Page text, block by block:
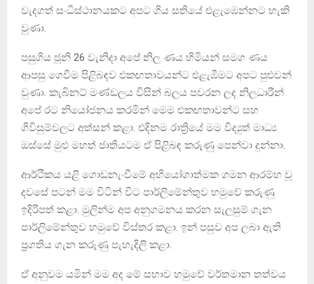
වැදගත් සංධිස්ථානයකට අපට ගිය සතියේ එළැඹෙන්නට හැකි
වුණා.
පසුගිය ජූනි 26 වැනිදා අපේ නිල ණය හිමියන් සමග ණය
ආපසු ගෙවීම පිළිබඳව එකඟතාවයන්ට එළැඹීමට අපට පුළුවන්
වුණා. කැබිනට් මණ්ඩලය විසින් බලය පවරන ලද නිලධාරීන්
අපේ රට නියෝජනය කරමින් මෙම එකඟතාවන්ට සහ
ගිවිසුම්වලට අත්සන් කළා. එදිනම රාත්‍රියේ මම විද්‍යුත් මාධ්‍ය
ඔස්සේ මුළු මහත් ජාතියටම ඒ පිළිබඳ කරුණු පෙන්වා දුන්නා.
ආර්ථිකය යළි ගොඩනැංවීමේ අභියෝගාත්මක ගමන ආරම්භ වූ
දවසේ පටන් මම විටින් විට පාර්ලිමේන්තුව හමුවේ කරුණු
ඉදිරිපත් කළා. මුලින්ම අප අනුගමනය කරන සැලසුම් ගැන
පාර්ලිමේන්තුව හමුවේ විස්තර කළා. ඉන් පසුව අප ලබා ඇති
ප්‍රගතිය ගැන කරුණු පැහැදිලි කළා.
ඒ අනුවම යමින් මම අද මේ සභාව හමුවේ වර්තමාන තත්වය